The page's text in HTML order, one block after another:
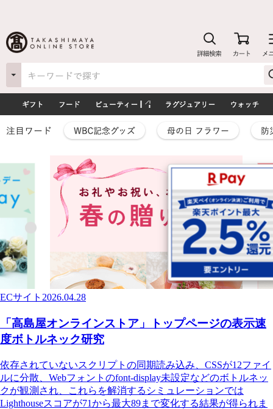
ECサイト 2026.04.28
「高島屋オンラインストア」トップページの表示速
度ボトルネック研究
依存されていないスクリプトの同期読み込み、CSSが12ファイ
ルに分散、Webフォントのfont-display未設定などのボトルネッ
クが観測され、これらを解消するシミュレーションでは
Lighthouseスコアが71から最大89まで変化する結果が得られま